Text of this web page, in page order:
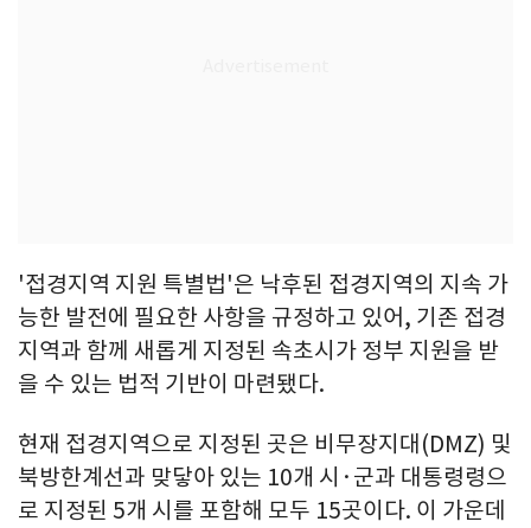
'접경지역 지원 특별법'은 낙후된 접경지역의 지속 가
능한 발전에 필요한 사항을 규정하고 있어, 기존 접경
지역과 함께 새롭게 지정된 속초시가 정부 지원을 받
을 수 있는 법적 기반이 마련됐다.
현재 접경지역으로 지정된 곳은 비무장지대(DMZ) 및
북방한계선과 맞닿아 있는 10개 시·군과 대통령령으
로 지정된 5개 시를 포함해 모두 15곳이다. 이 가운데